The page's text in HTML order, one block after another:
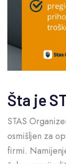
Šta je
STAS
osmišljen za
firmi.